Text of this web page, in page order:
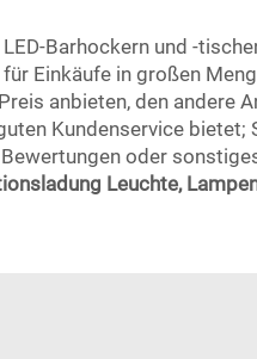
Barhockern und -
Einkäufe in großen
anbieten, den andere
Kundenservice
oder
Leuchte,